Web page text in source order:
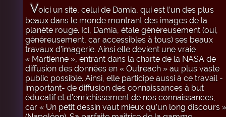
Voici un site, celui de Damia, qui est l’un des plus
beaux dans le monde montrant des images de la
planète rouge. Ici, Damia, étale généreusement (oui,
généreusement, car accessibles à tous) ses beaux
travaux d’imagerie. Ainsi elle devient une vraie
« Martienne », entrant dans la charte de la NASA de
diffusion des données en « Outreach » au plus vaste
public possible. Ainsi, elle participe aussi à ce travail -
important- de diffusion des connaissances à but
éducatif et d’enrichissement de nos connaissances,
car « Un petit dessin vaut mieux qu’un long discours »